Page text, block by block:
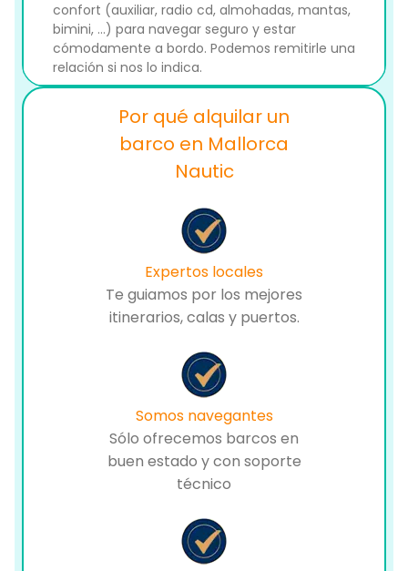
confort (auxiliar, radio cd, almohadas, mantas,
bimini, ...) para navegar seguro y estar
cómodamente a bordo. Podemos remitirle una
relación si nos lo indica.
Por qué alquilar un
barco en Mallorca
Nautic
Expertos locales
Te guiamos por los mejores
itinerarios, calas y puertos.
Somos navegantes
Sólo ofrecemos barcos en
buen estado y con soporte
técnico